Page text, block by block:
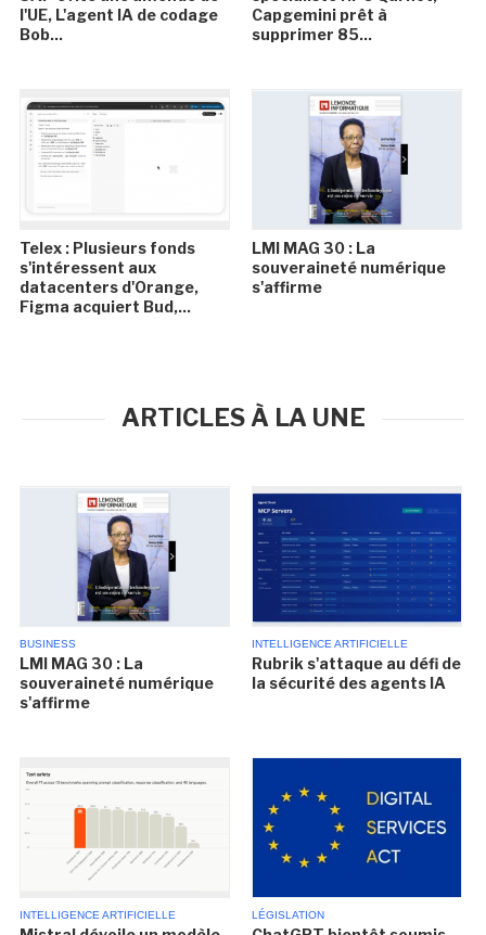
l'UE, L'agent IA de codage
Bob...
Capgemini prêt à
supprimer 85...
Telex : Plusieurs fonds
s'intéressent aux
datacenters d'Orange,
Figma acquiert Bud,...
LMI MAG 30 : La
souveraineté numérique
s'affirme
ARTICLES À LA UNE
BUSINESS
LMI MAG 30 : La
souveraineté numérique
s'affirme
INTELLIGENCE ARTIFICIELLE
Rubrik s'attaque au défi de
la sécurité des agents IA
INTELLIGENCE ARTIFICIELLE LÉGISLATION